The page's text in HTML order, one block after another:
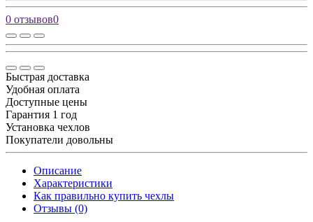
0 отзывов0
Быстрая доставка
Удобная оплата
Доступные цены
Гарантия 1 год
Установка чехлов
Покупатели довольны
Описание
Характеристики
Как правильно купить чехлы
Отзывы (0)